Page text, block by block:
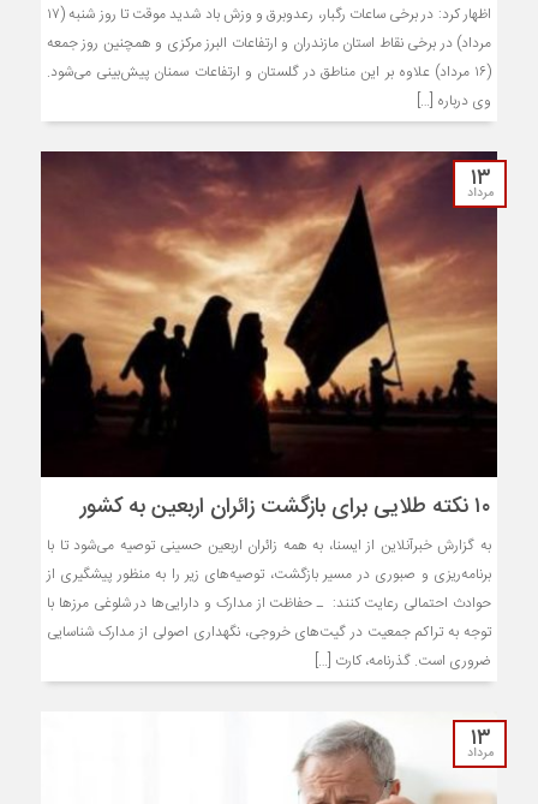
اظهار کرد: در برخی ساعات رگبار، رعدوبرق و وزش باد شدید موقت تا روز شنبه (۱۷
مرداد) در برخی نقاط استان مازندران و ارتفاعات البرز مرکزی و همچنین روز جمعه
(۱۶ مرداد) علاوه بر این مناطق در گلستان و ارتفاعات سمنان پیش‌بینی می‌شود.
وی درباره […]
۱۳
مرداد
۱۰ نکته طلایی برای بازگشت زائران اربعین به کشور
به گزارش خبرآنلاین از ایسنا، به همه زائران اربعین حسینی توصیه می‌شود تا با
برنامه‌ریزی و صبوری در مسیر بازگشت، توصیه‌های زیر را به‌ منظور پیشگیری از
حوادث احتمالی رعایت کنند: ـ حفاظت از مدارک و دارایی‌ها در شلوغی مرزها با
توجه به تراکم جمعیت در گیت‌های خروجی، نگهداری اصولی از مدارک شناسایی
ضروری است. گذرنامه، کارت […]
۱۳
مرداد